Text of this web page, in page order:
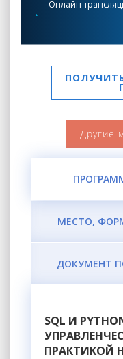
Онлайн-
Другие
МЕСТО,
ДОКУМЕНТ
SQL И
ПРАКТИКОЙ